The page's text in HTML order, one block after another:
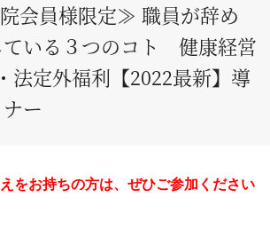
会員様限定≫ 職員が辞め
ている３つのコト 健康経営
法定外福利【2022最新】導
ー
をお持ちの方は、ぜひご参加ください